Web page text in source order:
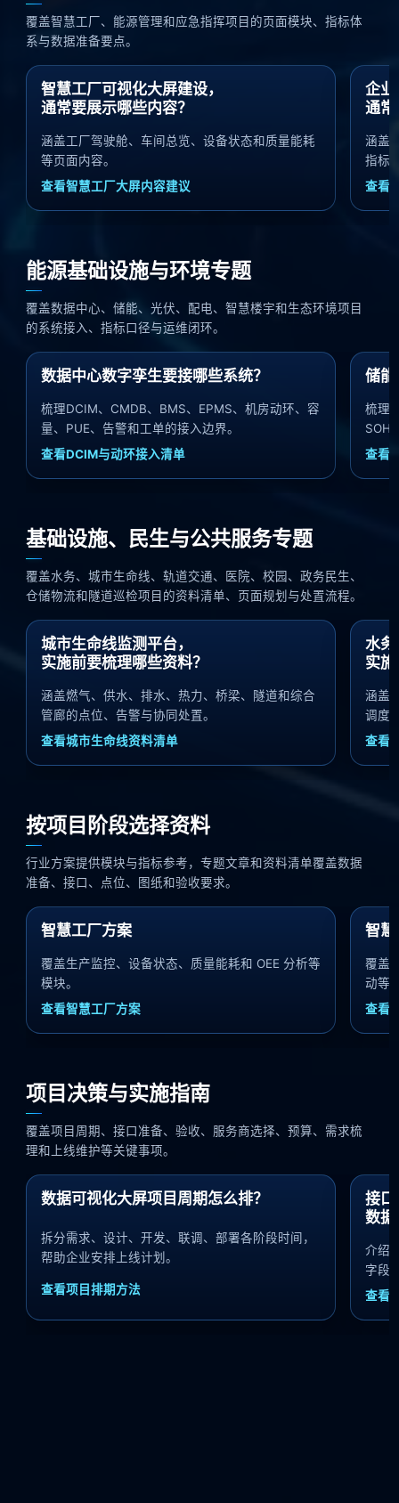
覆盖智慧工厂、能源管理和应急指挥项目的页面模块、指标体
系与数据准备要点。
智慧工厂可视化大屏建设，
通常要展示哪些内容？
涵盖工厂驾驶舱、车间总览、设备状态和质量能耗
等页面内容。
查看智慧工厂大屏内容建议
企业
通常
涵盖
指标
查看
能源基础设施与环境专题
覆盖数据中心、储能、光伏、配电、智慧楼宇和生态环境项目
的系统接入、指标口径与运维闭环。
数据中心数字孪生要接哪些系统？
梳理DCIM、CMDB、BMS、EPMS、机房动环、容
量、PUE、告警和工单的接入边界。
查看DCIM与动环接入清单
储能
梳理
SOH
查看
基础设施、民生与公共服务专题
覆盖水务、城市生命线、轨道交通、医院、校园、政务民生、
仓储物流和隧道巡检项目的资料清单、页面规划与处置流程。
城市生命线监测平台，
实施前要梳理哪些资料？
涵盖燃气、供水、排水、热力、桥梁、隧道和综合
管廊的点位、告警与协同处置。
查看城市生命线资料清单
水务
实
涵盖
调度
查看
按项目阶段选择资料
行业方案提供模块与指标参考，专题文章和资料清单覆盖数据
准备、接口、点位、图纸和验收要求。
智慧工厂方案
覆盖生产监控、设备状态、质量能耗和 OEE 分析等
模块。
查看智慧工厂方案
智慧
覆盖
动等
查看
项目决策与实施指南
覆盖项目周期、接口准备、验收、服务商选择、预算、需求梳
理和上线维护等关键事项。
数据可视化大屏项目周期怎么排？
拆分需求、设计、开发、联调、部署各阶段时间，
帮助企业安排上线计划。
查看项目排期方法
接口
数据
介绍
字段
查看